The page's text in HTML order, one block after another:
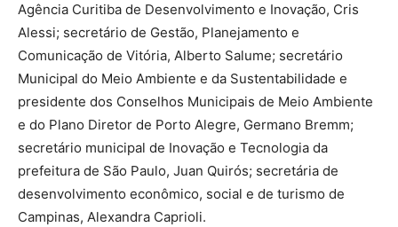
Agência Curitiba de Desenvolvimento e Inovação, Cris
Alessi; secretário de Gestão, Planejamento e
Comunicação de Vitória, Alberto Salume; secretário
Municipal do Meio Ambiente e da Sustentabilidade e
presidente dos Conselhos Municipais de Meio Ambiente
e do Plano Diretor de Porto Alegre, Germano Bremm;
secretário municipal de Inovação e Tecnologia da
prefeitura de São Paulo, Juan Quirós; secretária de
desenvolvimento econômico, social e de turismo de
Campinas, Alexandra Caprioli.